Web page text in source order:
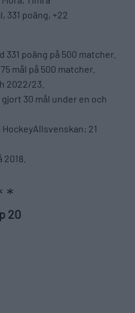
331 poäng, +22
331 poäng på 500 matcher.
mål på 500 matcher.
2022/23.
30 mål under en och
21
20